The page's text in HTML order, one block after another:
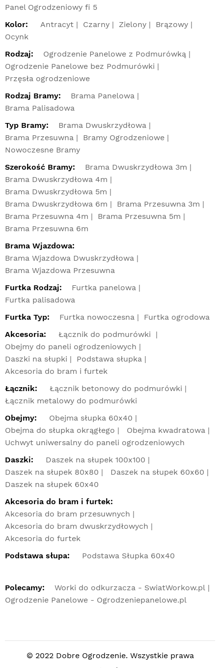
Panel Ogrodzeniowy fi 5
Kolor:
Antracyt Czarny Zielony
Brązowy
Ocynk
Rodzaj:
Ogrodzenie Panelowe z Podmurówką
Ogrodzenie Panelowe bez Podmurówki
Przęsła ogrodzeniowe
Rodzaj Bramy:
Brama Panelowa
Brama Palisadowa
Typ Bramy:
Brama Dwuskrzydłowa
Brama Przesuwna
Bramy Ogrodzeniowe
Nowoczesne Bramy
Szerokość Bramy:
Brama Dwuskrzydłowa 3m
Brama Dwuskrzydłowa 4m
Brama Dwuskrzydłowa 5m
Brama Dwuskrzydłowa 6m
Brama Przesuwna 3m
Brama Przesuwna 4m
Brama Przesuwna 5m
Brama Przesuwna 6m
Brama Wjazdowa:
Brama Wjazdowa Dwuskrzydłowa
Brama Wjazdowa Przesuwna
Furtka Rodzaj:
Furtka panelowa
Furtka palisadowa
Furtka Typ:
Furtka nowoczesna
Furtka ogrodowa
Akcesoria:
Łącznik do podmurówki
Obejmy do paneli ogrodzeniowych
Daszki na słupki
Podstawa słupka
Akcesoria do bram i furtek
Łącznik:
Łącznik betonowy do podmurówki
Łącznik metalowy do podmurówki
Obejmy:
Obejma słupka 60x40
Obejma do słupka okrągłego
Obejma kwadratowa
Uchwyt uniwersalny do paneli ogrodzeniowych
Daszki:
Daszek na słupek 100x100
Daszek na słupek 80x80
Daszek na słupek 60x60
Daszek na słupek 60x40
Akcesoria do bram i furtek:
Akcesoria do bram przesuwnych
Akcesoria do bram dwuskrzydłowych
Akcesoria do furtek
Podstawa słupa:
Podstawa Słupka 60x40
Polecamy:
Worki do odkurzacza - SwiatWorkow.pl
Ogrodzenie Panelowe - Ogrodzeniepanelowe.pl
© 2022 Dobre Ogrodzenie. Wszystkie prawa